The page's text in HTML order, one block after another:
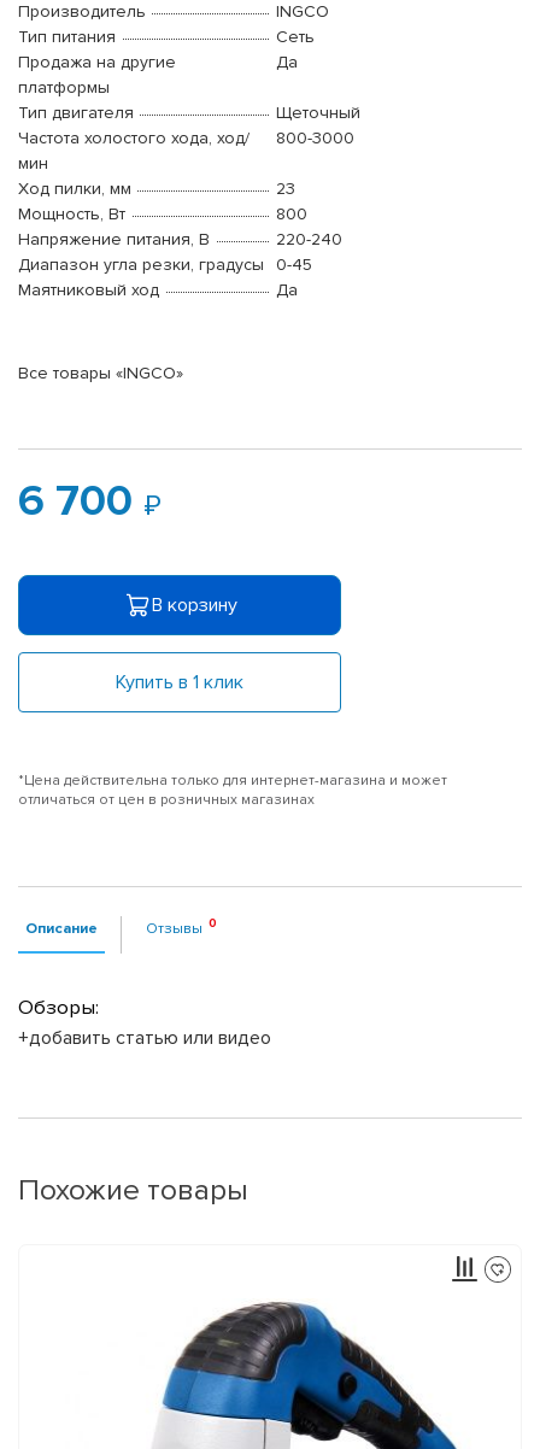
Производитель
INGCO
Тип питания
Сеть
Продажа на другие
платформы
Да
Тип двигателя
Щеточный
Частота холостого хода, ход/
мин
800-3000
Ход пилки, мм
23
Мощность, Вт
800
Напряжение питания, В
220-240
Диапазон угла резки, градусы
0-45
Маятниковый ход
Да
Все товары «INGCO»
6 700
В корзину
Купить в 1 клик
*Цена действительна только для интернет-магазина и может
отличаться от цен в розничных магазинах
Описание Отзывы
Обзоры:
+добавить статью или видео
Похожие товары